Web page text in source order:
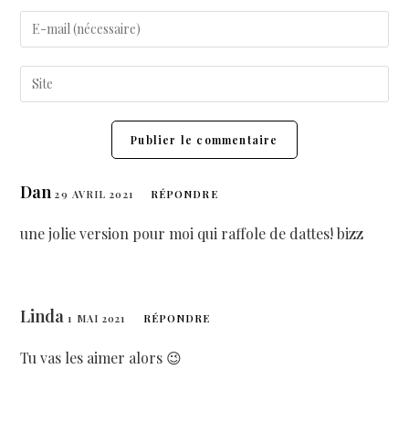
Dan 29 AVRIL 2021 RÉPONDRE
une jolie version pour moi qui raffole de dattes! bizz
Linda1 MAI 2021 RÉPONDRE
Tu vas les aimer alors 😉